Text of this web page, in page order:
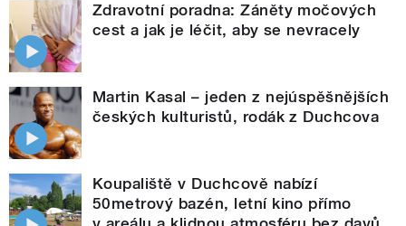
Zdravotní poradna: Záněty močových
cest a jak je léčit, aby se nevracely
Martin Kasal – jeden z nejúspěšnějších
českých kulturistů, rodák z Duchcova
Koupaliště v Duchcově nabízí
50metrový bazén, letní kino přímo